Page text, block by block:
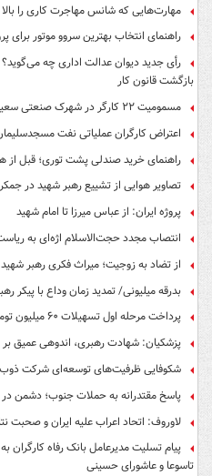
مهارت‌هایی که شانس مهاجرت کاری را بالا
راهنمای انتخاب بهترین سروو موتور برای
رأی جدید دیوان عدالت اداری چه می‌گوید؟
بازگشت قانون کار
مسمومیت ۲۲ کارگر در شهرک صنعتی سعیدآباد گلپایگان بر اثر نشت گاز کلر
اعتراض کارگران عملیاتی نفت
راهنمای خرید صندلی پشت توری؛ قبل از
تصاویر هوایی از تشییع رهبر شهید در
پروژه ایران: از عباس میرزا تا امام شهید
انتصاب مجدد حجت‌الاسلام اژه‌ای به
از تضاد به زوجیت؛ میراث فکری رهبر شهید
بدرقه میلیونی/ تمدید زمان وداع با پیکر
پرداخت مرحله اول تسهیلات ۶۰ میلیون تومانی بازنشستگان تامین اجتماعی
پزشکیان: شهادت رهبری، اندوهی عمیق بر
شکوفایی ظرفیت‌های توسعه‌ای شرکت
پاسخ مقتدرانه به حملات جنوب؛ دشمن
لاوروف: اتحاد اعراب علیه ایران و صحبت
پیام تسلیت مدیرعامل بانک رفاه کارگران
تاسوعا و عاشورای حسینی